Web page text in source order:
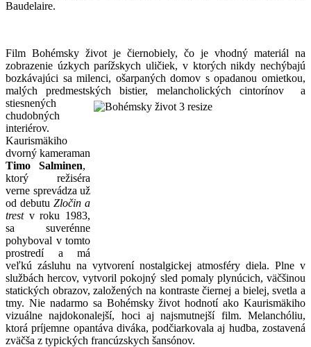
Baudelaire.
Film Bohémsky život je čiernobiely, čo je vhodný materiál na
zobrazenie úzkych parížskych uličiek, v ktorých nikdy nechýbajú
bozkávajúci sa milenci, ošarpaných domov s opadanou omietkou,
malých predmestskýchbistier, melancholických cintorínov a
stiesnených
chudobných
interiérov.
Kaurismäkiho
dvorný kameraman
Timo Salminen,
ktorý režiséra
verne sprevádza už
od debutu Zločin a
trestv roku 1983,
sa suverénne
pohyboval v tomto
prostredí a má
veľkú zásluhu na vytvorení nostalgickej atmosféry diela. Plne v
službách hercov, vytvoril pokojný sled pomaly plynúcich, väčšinou
statických obrazov, založených na kontraste čiernej a bielej, svetla a
tmy. Nie nadarmo sa Bohémsky život hodnotí ako Kaurismäkiho
vizuálne najdokonalejší, hoci aj najsmutnejší film. Melanchóliu,
ktorá príjemne opantáva diváka, podčiarkovala aj hudba, zostavená
zväčša z typických francúzskych šansónov.